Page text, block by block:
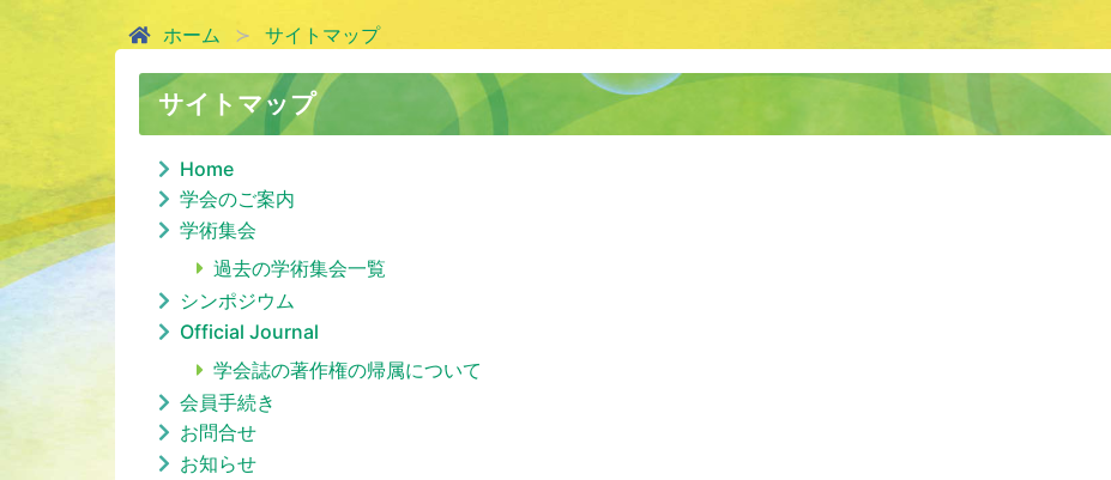
ホーム サイトマップ
サイトマップ
Home
学会のご案内
学術集会
過去の学術集会一覧
シンポジウム
Official Journal
学会誌の著作権の帰属について
会員手続き
お問合せ
お知らせ